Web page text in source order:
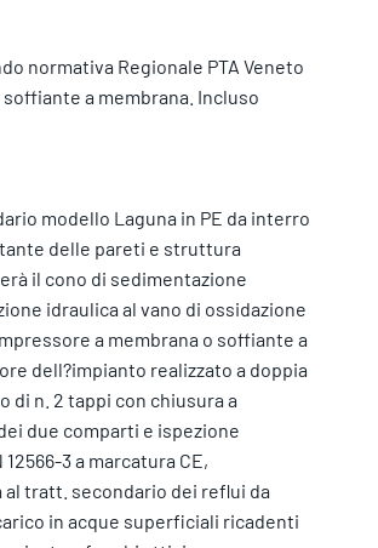
normativa Regionale PTA Veneto
a membrana. Incluso
modello Laguna in PE da interro
delle pareti e struttura
il cono di sedimentazione
idraulica al vano di ossidazione
a membrana o soffiante a
dell?impianto realizzato a doppia
di n. 2 tappi con chiusura a
due comparti e ispezione
3 a marcatura CE,
al tratt. secondario dei reflui da
in acque superficiali ricadenti